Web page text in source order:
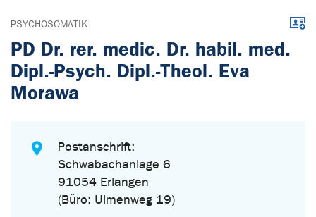
PSYCHOSOMATIK
PD Dr. rer. medic. Dr. habil. med.
Dipl.-Psych. Dipl.-Theol. Eva
Morawa
Postanschrift:
Schwabachanlage 6
91054 Erlangen
(Büro: Ulmenweg 19)